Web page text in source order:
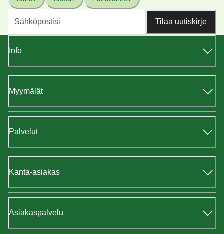
Tilaa uutiskirje
Info
Myymälät
Palvelut
Kanta-asiakas
Asiakaspalvelu